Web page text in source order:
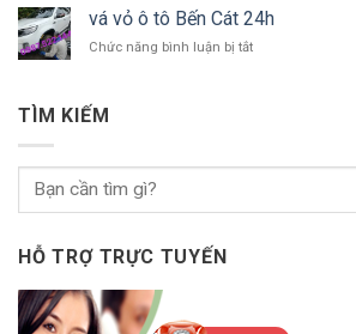
An
vỏ
ô
tô
vá vỏ ô tô Bến Cát 24h
Chức năng bình luận bị tắtở
Cát
TÌM KIẾM
HỖ TRỢ TRỰC TUYẾN